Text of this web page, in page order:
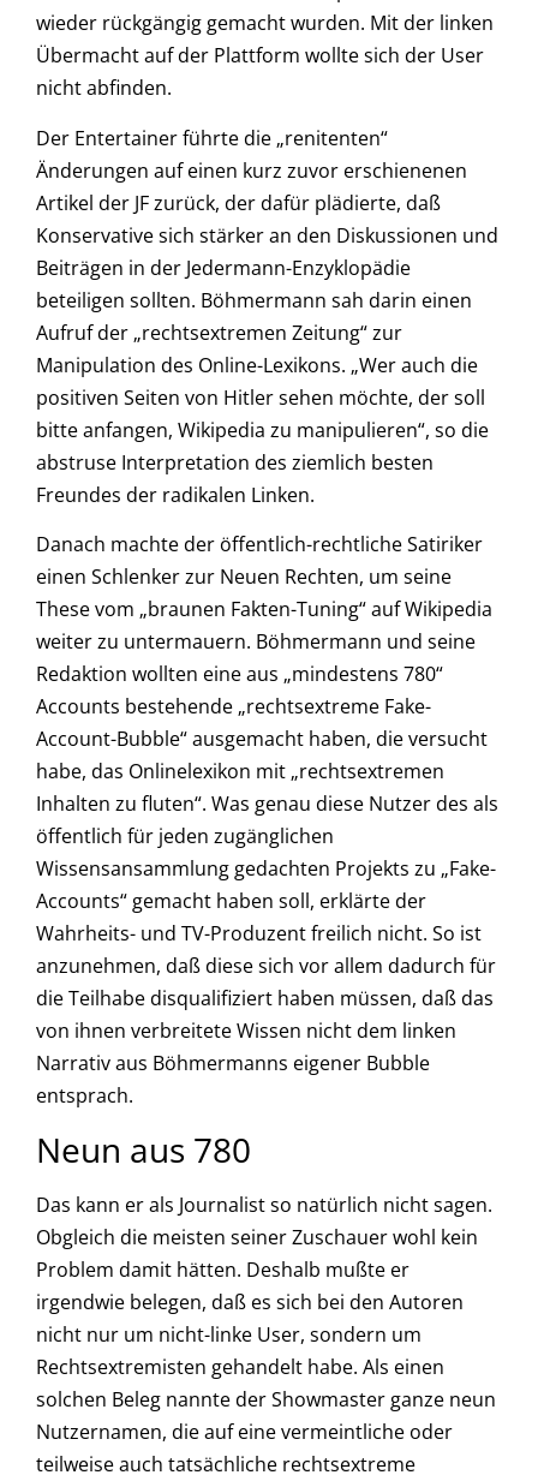
wieder rückgängig gemacht wurden. Mit der linken
Übermacht auf der Plattform wollte sich der User
nicht abfinden.
Der Entertainer führte die „renitenten“
Änderungen auf einen kurz zuvor erschienenen
Artikel der JF zurück, der dafür plädierte, daß
Konservative sich stärker an den Diskussionen und
Beiträgen in der Jedermann-Enzyklopädie
beteiligen sollten. Böhmermann sah darin einen
Aufruf der „rechtsextremen Zeitung“ zur
Manipulation des Online-Lexikons. „Wer auch die
positiven Seiten von Hitler sehen möchte, der soll
bitte anfangen, Wikipedia zu manipulieren“, so die
abstruse Interpretation des ziemlich besten
Freundes der radikalen Linken.
Danach machte der öffentlich-rechtliche Satiriker
einen Schlenker zur Neuen Rechten, um seine
These vom „braunen Fakten-Tuning“ auf Wikipedia
weiter zu untermauern. Böhmermann und seine
Redaktion wollten eine aus „mindestens 780“
Accounts bestehende „rechtsextreme Fake-
Account-Bubble“ ausgemacht haben, die versucht
habe, das Onlinelexikon mit „rechtsextremen
Inhalten zu fluten“. Was genau diese Nutzer des als
öffentlich für jeden zugänglichen
Wissensansammlung gedachten Projekts zu „Fake-
Accounts“ gemacht haben soll, erklärte der
Wahrheits- und TV-Produzent freilich nicht. So ist
anzunehmen, daß diese sich vor allem dadurch für
die Teilhabe disqualifiziert haben müssen, daß das
von ihnen verbreitete Wissen nicht dem linken
Narrativ aus Böhmermanns eigener Bubble
entsprach.
Neun aus 780
Das kann er als Journalist so natürlich nicht sagen.
Obgleich die meisten seiner Zuschauer wohl kein
Problem damit hätten. Deshalb mußte er
irgendwie belegen, daß es sich bei den Autoren
nicht nur um nicht-linke User, sondern um
Rechtsextremisten gehandelt habe. Als einen
solchen Beleg nannte der Showmaster ganze neun
Nutzernamen, die auf eine vermeintliche oder
teilweise auch tatsächliche rechtsextreme